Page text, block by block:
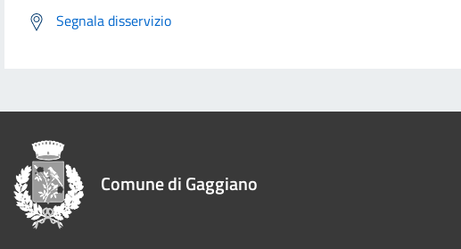
Segnala disservizio
Comune di Gaggiano